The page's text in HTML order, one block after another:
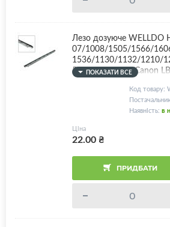
Лезо дозуюче WELLDO
07/1008/1505/1566/
1536/1130/1132/1210/
5/127/201/225/Canon
00/6200/MF4410/4430/
0/CB435A/436A/278A/
725/726/728/737, з
ПОКАЗАТИ ВСЕ
Код товару:
Наявність: в
Ціна
22.00₴
ПРИДБАТИ